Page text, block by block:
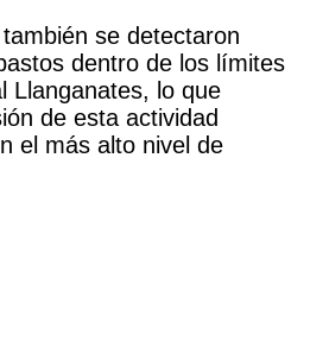
se detectaron
dentro de los límites
Llanganates, lo que
de esta actividad
el más alto nivel de